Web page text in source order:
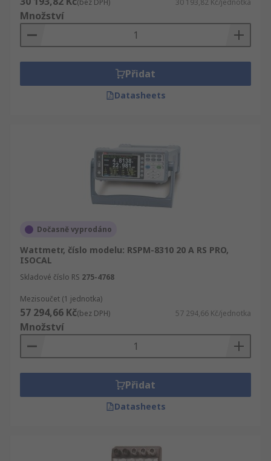
(bez DPH) 30 193,82 Kč/jednotka
Množství
Přidat
Datasheets
Dočasně vyprodáno
Wattmetr, číslo modelu: RSPM-8310 20 A RS PRO,
ISOCAL
Skladové číslo RS 275-4768
Mezisoučet (1 jednotka)
57 294,66 Kč(bez DPH) 57 294,66 Kč/jednotka
Množství
Přidat
Datasheets